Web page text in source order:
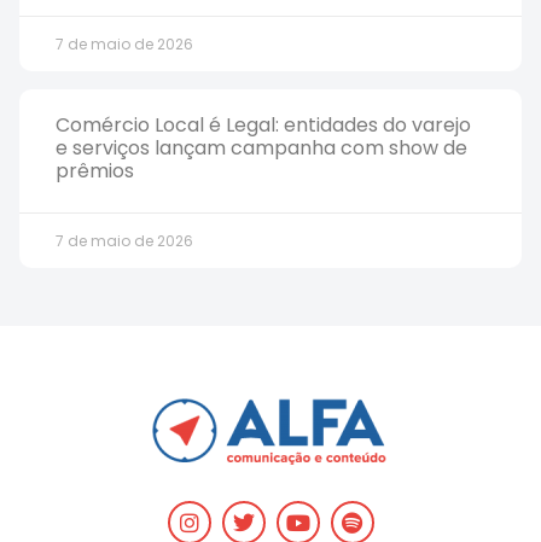
7 de maio de 2026
Comércio Local é Legal: entidades do varejo
e serviços lançam campanha com show de
prêmios
7 de maio de 2026